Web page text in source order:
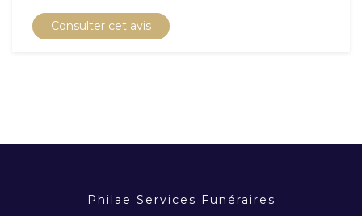
Consulter cet avis
Philae Services Funéraires